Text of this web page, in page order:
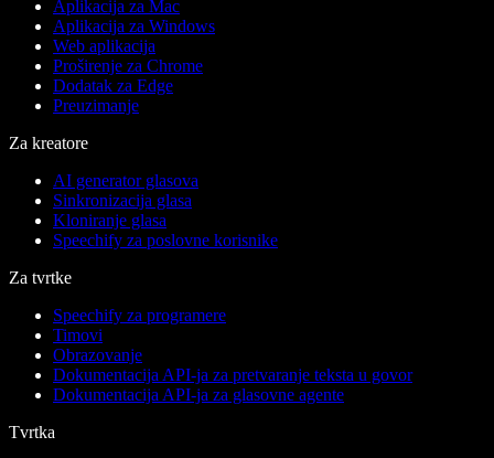
Aplikacija za Mac
Aplikacija za Windows
Web aplikacija
Proširenje za Chrome
Dodatak za Edge
Preuzimanje
Za kreatore
AI generator glasova
Sinkronizacija glasa
Kloniranje glasa
Speechify za poslovne korisnike
Za tvrtke
Speechify za programere
Timovi
Obrazovanje
Dokumentacija API-ja za pretvaranje teksta u govor
Dokumentacija API-ja za glasovne agente
Tvrtka